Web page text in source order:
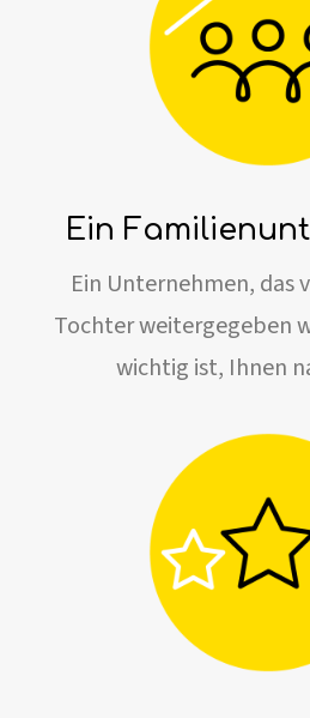
Ein
Ein Unternehmen, das
Tochter weitergegeben
wichtig ist, Ihnen